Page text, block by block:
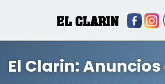
EL CLARIN
El Clarin: